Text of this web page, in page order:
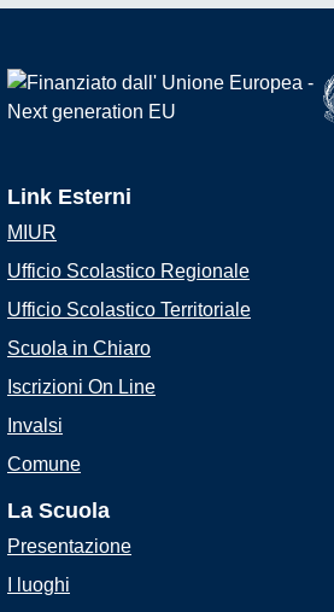
Link Esterni
MIUR
Ufficio Scolastico Regionale
Ufficio Scolastico Territoriale
Scuola in Chiaro
Iscrizioni On Line
Invalsi
Comune
La Scuola
Presentazione
I luoghi